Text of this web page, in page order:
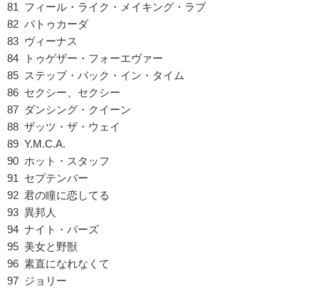
81 フィール・ライク・メイキング・ラブ
82 バトゥカーダ
83 ヴィーナス
84 トゥゲザー・フォーエヴァー
85 ステップ・バック・イン・タイム
86 セクシー、セクシー
87 ダンシング・クイーン
88 ザッツ・ザ・ウェイ
89 Y.M.C.A.
90 ホット・スタッフ
91 セプテンバー
92 君の瞳に恋してる
93 異邦人
94 ナイト・バーズ
95 美女と野獣
96 素直になれなくて
97 ジョリー